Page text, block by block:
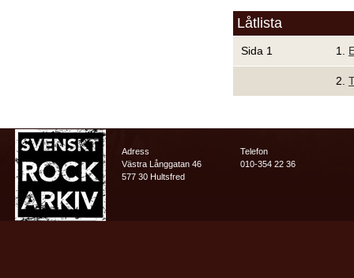
Låtlista
Sida 1 1.
2.
Adress
Västra Långgatan 46
577 30 Hultsfred
Telefon
010-354 22 36